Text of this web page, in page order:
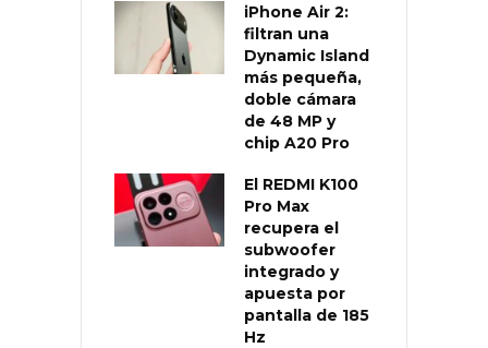
iPhone Air 2:
filtran una
Dynamic Island
más pequeña,
doble cámara
de 48 MP y
chip A20 Pro
El REDMI K100
Pro Max
recupera el
subwoofer
integrado y
apuesta por
pantalla de 185
Hz